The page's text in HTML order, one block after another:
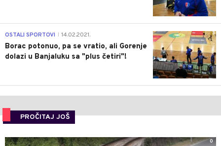
3
OSTALI SPORTOVI 14.02.2021.
Borac potonuo, pa se vratio, ali Gorenje
dolazi u Banjaluku sa "plus četiri"!
PROČITAJ JOŠ
0